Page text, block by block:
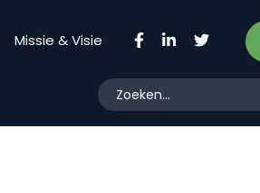
Missie & Visie